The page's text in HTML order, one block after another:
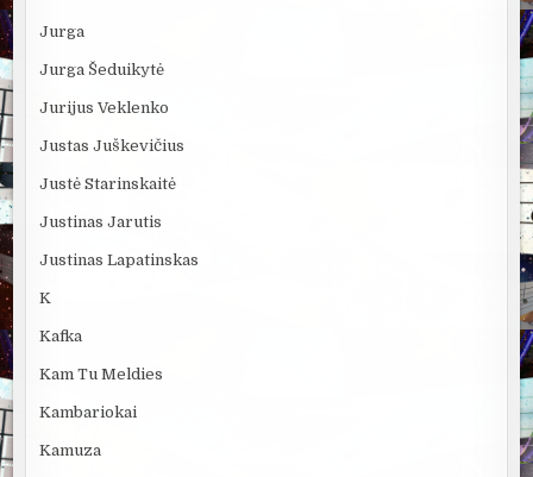
Jurga
Jurga Šeduikytė
Jurijus Veklenko
Justas Juškevičius
Justė Starinskaitė
Justinas Jarutis
Justinas Lapatinskas
K
Kafka
Kam Tu Meldies
Kambariokai
Kamuza